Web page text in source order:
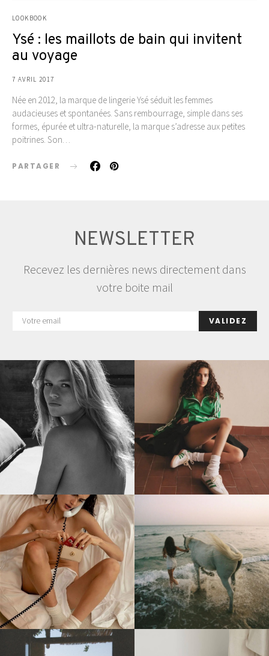
LOOKBOOK
Ysé : les maillots de bain qui invitent
au voyage
7 AVRIL 2017
Née en 2012, la marque de lingerie Ysé séduit les femmes
audacieuses et spontanées. Sans rembourrage, simple dans ses
formes, épurée et ultra-naturelle, la marque s’adresse aux petites
poitrines. Son…
PARTAGER
NEWSLETTER
Recevez les dernières news directement dans
votre boite mail
VALIDEZ